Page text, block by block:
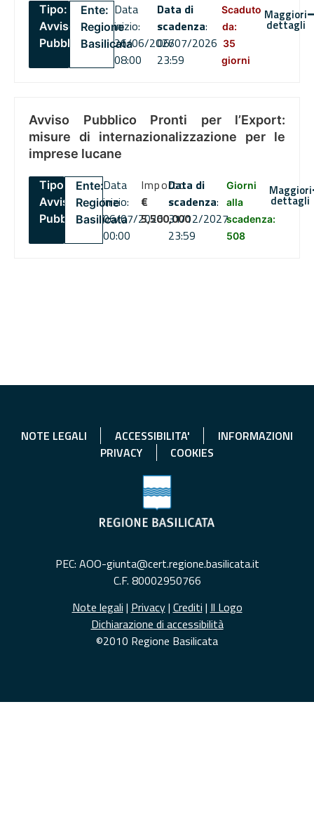
Tipo:
Avviso
Pubblico
Ente:
Regione
Basilicata
Data
inizio:
26/06/2026
08:00
Data di
scadenza:
06/07/2026
23:59
Scaduto
da:
35
giorni
Maggiori
dettagli
Avviso Pubblico Pronti per l’Export:
misure di internazionalizzazione per le
imprese lucane
Tipo:
Avviso
Pubblico
Ente:
Regione
Basilicata
Data
inizio:
06/07/2026
00:00
Importo
€
5,500,000
Data di
scadenza:
31/12/2027
23:59
Giorni
alla
scadenza:
508
Maggiori
dettagli
NOTE LEGALI ACCESSIBILITA'
INFORMAZIONI
PRIVACY
COOKIES
PEC: AOO-giunta@cert.regione.basilicata.it
C.F. 80002950766
Note legali | Privacy| Crediti | Il Logo
Dichiarazione di accessibilità
©2010 Regione Basilicata